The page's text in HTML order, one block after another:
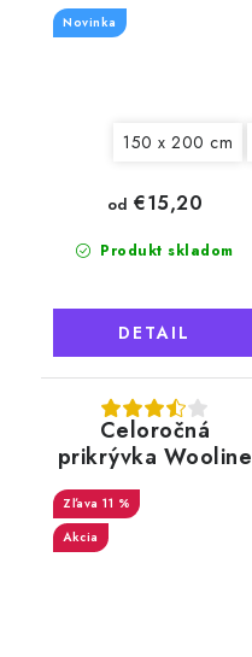
Novinka
150 x 200 cm
Produkt skladom
od €15,20
DETAIL
Celoročná
prikrývka Wooline
140x200 cm s
výplňou z ovčej
11 %
Akcia